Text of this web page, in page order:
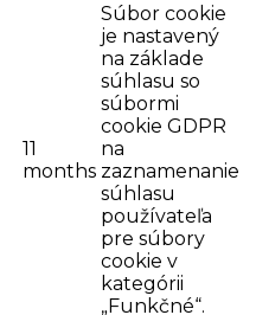
11
months
Súbor cookie
je nastavený
na základe
súhlasu so
súbormi
cookie GDPR
na
zaznamenanie
súhlasu
používateľa
pre súbory
cookie v
kategórii
„Funkčné“.